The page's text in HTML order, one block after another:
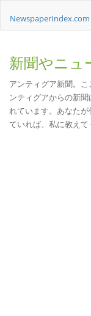
NewspaperIndex.com
新聞やニュ
アンティグア新聞。
ンティグアからの新
れています。あなた
ていれば、私に教え